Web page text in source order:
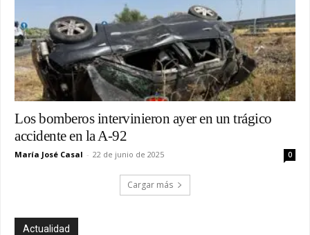
Los bomberos intervinieron ayer en un trágico
accidente en la A-92
María José Casal - 22 de junio de 2025 0
Cargar más
Actualidad